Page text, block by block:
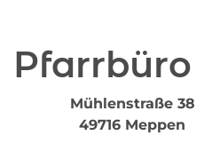
Pfarrbüro
Mühlenstraße 38
49716 Meppen